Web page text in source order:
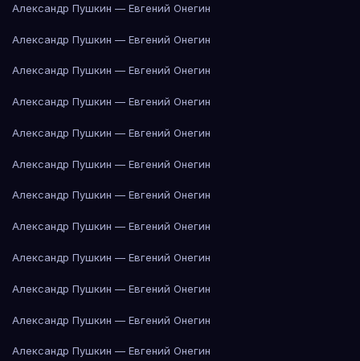
Александр Пушкин — Евгений Онегин
Александр Пушкин — Евгений Онегин
Александр Пушкин — Евгений Онегин
Александр Пушкин — Евгений Онегин
Александр Пушкин — Евгений Онегин
Александр Пушкин — Евгений Онегин
Александр Пушкин — Евгений Онегин
Александр Пушкин — Евгений Онегин
Александр Пушкин — Евгений Онегин
Александр Пушкин — Евгений Онегин
Александр Пушкин — Евгений Онегин
Александр Пушкин — Евгений Онегин